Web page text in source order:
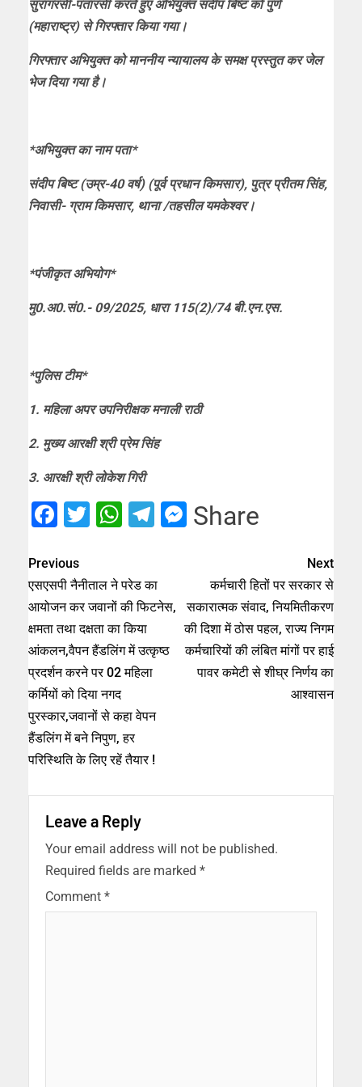
सुरागरसी-पतारसी करते हुए अभियुक्त संदीप बिष्ट को पुणे
(महाराष्ट्र) से गिरफ्तार किया गया।
गिरफ्तार अभियुक्त को माननीय न्यायालय के समक्ष प्रस्तुत कर जेल
भेज दिया गया है।
*अभियुक्त का नाम पता*
संदीप बिष्ट (उम्र-40 वर्ष) (पूर्व प्रधान किमसार), पुत्र प्रीतम सिंह,
निवासी- ग्राम किमसार, थाना /तहसील यमकेश्वर।
*पंजीकृत अभियोग*
मु0.अ0.सं0.- 09/2025, धारा 115(2)/74 बी.एन.एस.
*पुलिस टीम*
1. महिला अपर उपनिरीक्षक मनाली राठी
2. मुख्य आरक्षी श्री प्रेम सिंह
3. आरक्षी श्री लोकेश गिरी
Facebook
Twitter
WhatsApp
Telegram
Messenger
Share
Previous
एसएसपी नैनीताल ने परेड का
आयोजन कर जवानों की फिटनेस,
क्षमता तथा दक्षता का किया
आंकलन,वैपन हैंडलिंग में उत्कृष्ठ
प्रदर्शन करने पर 02 महिला
कर्मियों को दिया नगद
पुरस्कार,जवानों से कहा वेपन
हैंडलिंग में बने निपुण, हर
परिस्थिति के लिए रहें तैयार !
Next
कर्मचारी हितों पर सरकार से
सकारात्मक संवाद, नियमितीकरण
की दिशा में ठोस पहल, राज्य निगम
कर्मचारियों की लंबित मांगों पर हाई
पावर कमेटी से शीघ्र निर्णय का
आश्वासन
Leave a Reply
Your email address will not be published.
Required fields are marked *
Comment *